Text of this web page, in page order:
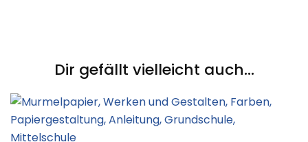
Dir gefällt vielleicht auch...